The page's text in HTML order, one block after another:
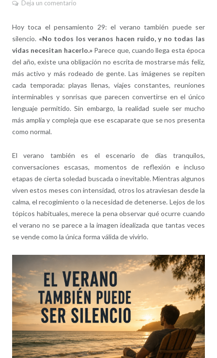
Deja un comentario
Hoy toca el pensamiento 29: el verano también puede ser
silencio. «No todos los veranos hacen ruido, y no todas las
vidas necesitan hacerlo.»Parece que, cuando llega esta época
del año, existe una obligación no escrita de mostrarse más feliz,
más activo y más rodeado de gente. Las imágenes se repiten
cada temporada: playas llenas, viajes constantes, reuniones
interminables y sonrisas que parecen convertirse en el único
lenguaje permitido. Sin embargo, la realidad suele ser mucho
más amplia y compleja que ese escaparate que se nos presenta
como normal.
El verano también es el escenario de días tranquilos,
conversaciones escasas, momentos de reflexión e incluso
etapas de cierta soledad buscada o inevitable. Mientras algunos
viven estos meses con intensidad, otros los atraviesan desde la
calma, el recogimiento o la necesidad de detenerse. Lejos de los
tópicos habituales, merece la pena observar qué ocurre cuando
el verano no se parece a la imagen idealizada que tantas veces
se vende como la única forma válida de vivirlo.